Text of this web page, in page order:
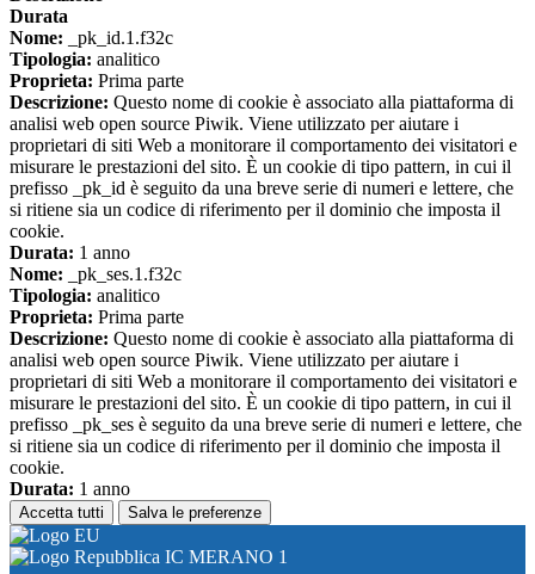
Durata
Nome: _pk_id.1.f32c
Tipologia: analitico
Proprieta: Prima parte
Descrizione: Questo nome di cookie è associato alla piattaforma di
analisi web open source Piwik. Viene utilizzato per aiutare i
proprietari di siti Web a monitorare il comportamento dei visitatori e
misurare le prestazioni del sito. È un cookie di tipo pattern, in cui il
prefisso _pk_id è seguito da una breve serie di numeri e lettere, che
si ritiene sia un codice di riferimento per il dominio che imposta il
cookie.
Durata: 1 anno
Nome: _pk_ses.1.f32c
Tipologia: analitico
Proprieta: Prima parte
Descrizione: Questo nome di cookie è associato alla piattaforma di
analisi web open source Piwik. Viene utilizzato per aiutare i
proprietari di siti Web a monitorare il comportamento dei visitatori e
misurare le prestazioni del sito. È un cookie di tipo pattern, in cui il
prefisso _pk_ses è seguito da una breve serie di numeri e lettere, che
si ritiene sia un codice di riferimento per il dominio che imposta il
cookie.
Durata: 1 anno
Accetta tutti Salva le preferenze
IC MERANO 1